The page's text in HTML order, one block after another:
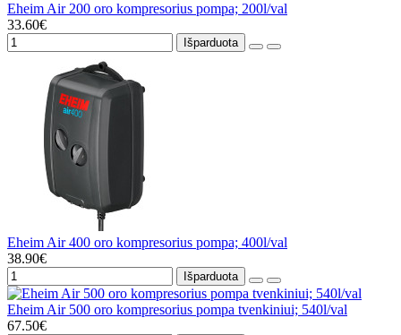
Eheim Air 200 oro kompresorius pompa; 200l/val
33.60€
Išparduota
Eheim Air 400 oro kompresorius pompa; 400l/val
38.90€
Išparduota
Eheim Air 500 oro kompresorius pompa tvenkiniui; 540l/val
67.50€